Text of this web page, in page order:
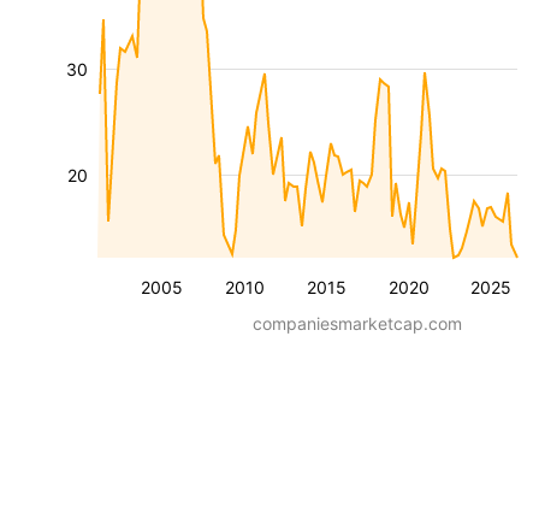
2005 2010 2015 2020 2025
20
30
companiesmarketcap.com